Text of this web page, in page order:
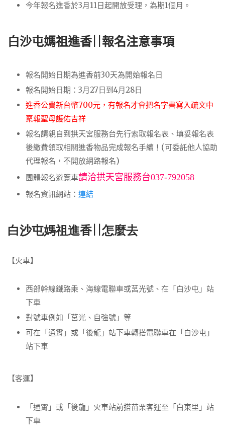
今年報名進香於3月11日起開放受理，為期1個月。
白沙屯媽祖進香||報名注意事項
報名開始日期為進香前30天為開始報名日
報名開始日期：3月27日到4月28日
進香公費新台幣700元，有報名才會把名字書寫入疏文中
稟報聖母護佑吉祥
報名請親自到拱天宮服務台先行索取報名表、填妥報名表
後繳費領取相關進香物品完成報名手續！(可委託他人協助
代理報名，不開放網路報名)
團體報名遊覽車請洽拱天宮服務台037-792058
報名資訊網站： 連結
白沙屯媽祖進香||怎麼去
【火車】
西部幹線鐵路乘、海線電聯車或莒光號、在「白沙屯」站
下車
對號車例如「莒光、自強號」等
可在「通霄」或「後龍」站下車轉搭電聯車在「白沙屯」
站下車
【客運】
「通霄」或「後龍」火車站前搭苗栗客運至「白東里」站
下車